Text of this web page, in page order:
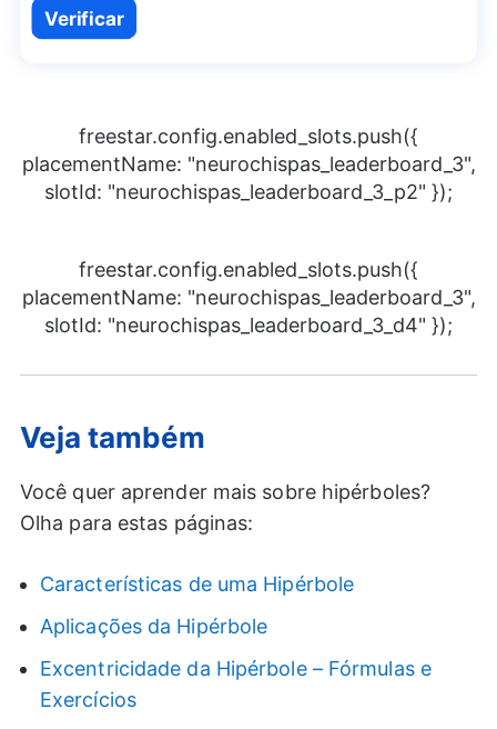
(x+4)+3
Verificar
freestar.config.enabled_slots.push({
placementName: "neurochispas_leaderboard_3",
slotId: "neurochispas_leaderboard_3_p2" });
freestar.config.enabled_slots.push({
placementName: "neurochispas_leaderboard_3",
slotId: "neurochispas_leaderboard_3_d4" });
Veja também
Você quer aprender mais sobre hipérboles?
Olha para estas páginas:
Características de uma Hipérbole
Aplicações da Hipérbole
Excentricidade da Hipérbole – Fórmulas e
Exercícios